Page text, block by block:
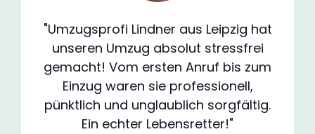
"Umzugsprofi Lindner aus Leipzig hat
unseren Umzug absolut stressfrei
gemacht! Vom ersten Anruf bis zum
Einzug waren sie professionell,
pünktlich und unglaublich sorgfältig.
Ein echter Lebensretter!"